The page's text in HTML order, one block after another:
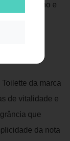
feminino e
o seu
da marca
de vitalidade e
que
da nota